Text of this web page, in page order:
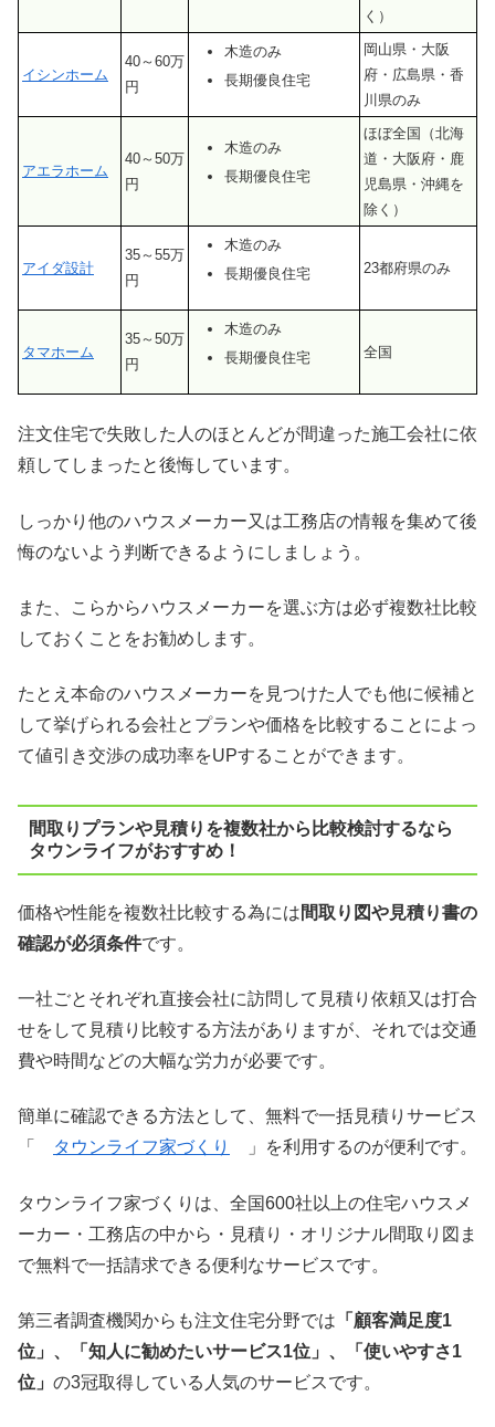
く）
イシンホーム
40～60万
円
木造のみ
長期優良住宅
岡山県・大阪
府・広島県・香
川県のみ
アエラホーム
40～50万
円
木造のみ
長期優良住宅
ほぼ全国（北海
道・大阪府・鹿
児島県・沖縄を
除く）
アイダ設計
35～55万
円
木造のみ
長期優良住宅
23都府県のみ
タマホーム
35～50万
円
木造のみ
長期優良住宅
全国
注文住宅で失敗した人のほとんどが間違った施工会社に依
頼してしまったと後悔しています。
しっかり他のハウスメーカー又は工務店の情報を集めて後
悔のないよう判断できるようにしましょう。
また、こらからハウスメーカーを選ぶ方は必ず複数社比較
しておくことをお勧めします。
たとえ本命のハウスメーカーを見つけた人でも他に候補と
して挙げられる会社とプランや価格を比較することによっ
て値引き交渉の成功率をUPすることができます。
間取りプランや見積りを複数社から比較検討するなら
タウンライフがおすすめ！
価格や性能を複数社比較する為には間取り図や見積り書の
確認が必須条件です。
一社ごとそれぞれ直接会社に訪問して見積り依頼又は打合
せをして見積り比較する方法がありますが、それでは交通
費や時間などの大幅な労力が必要です。
簡単に確認できる方法として、無料で一括見積りサービス
「
タウンライフ家づくり 」を利用するのが便利です。
タウンライフ家づくりは、全国600社以上の住宅ハウスメ
ーカー・工務店の中から・見積り・オリジナル間取り図ま
で無料で一括請求できる便利なサービスです。
第三者調査機関からも注文住宅分野では 「顧客満足度1
位」、「知人に勧めたいサービス1位」、「使いやすさ1
位」 の3冠取得している人気のサービスです。